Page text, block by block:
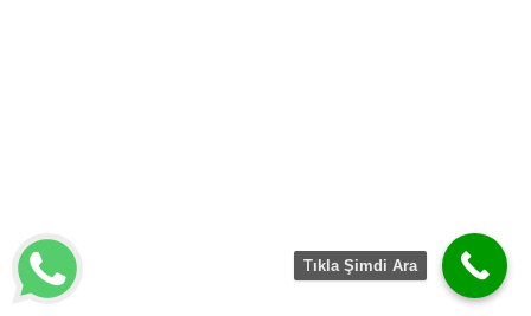
Tıkla Şimdi Ara